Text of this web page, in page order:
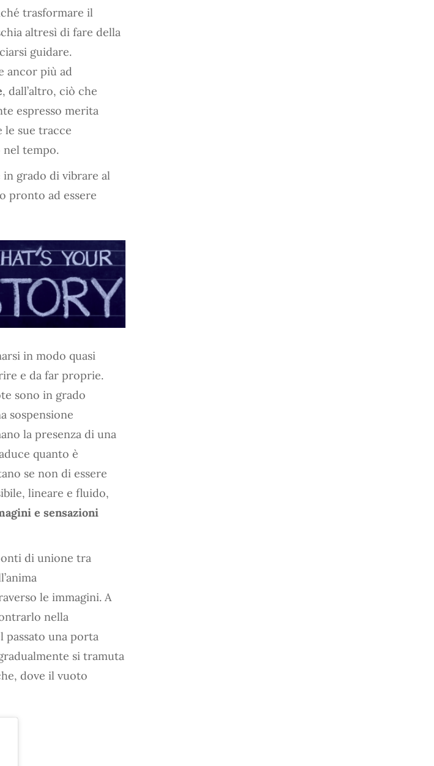
trasformare il
altresì di fare della
guidare.
ancor più ad
, dall’altro, ciò che
espresso merita
le sue tracce
tempo.
grado di vibrare al
pronto ad essere
in modo quasi
e da far proprie.
sono in grado
sospensione
la presenza di una
quanto è
se non di essere
lineare e fluido,
e sensazioni
di unione tra
le immagini. A
nella
una porta
si tramuta
dove il vuoto